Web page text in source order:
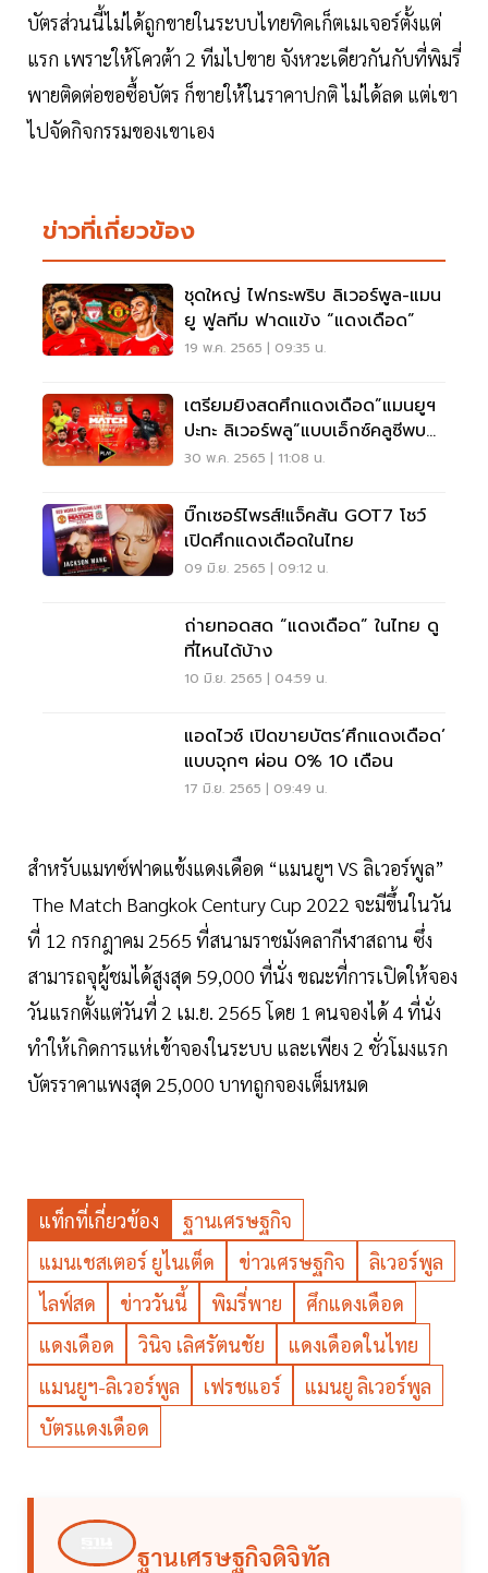
บัตรส่วนนี้ไม่ได้ถูกขายในระบบไทยทิคเก็ตเมเจอร์ตั้งแต่
แรก เพราะให้โควต้า 2 ทีมไปขาย​ จังหวะเดียวกันกับที่พิมรี่
พายติดต่อขอซื้อบัตร ก็ขายให้ในราคาปกติ ไม่ได้ลด แต่เขา
ไปจัดกิจกรรมของเขาเอง
ข่าวที่เกี่ยวข้อง
ชุดใหญ่ ไฟกระพริบ ลิเวอร์พูล-แมน
ยู ฟูลทีม ฟาดแข้ง “แดงเดือด”
19 พ.ค. 2565 | 09:35 น.
เตรียมยิงสดศึกแดงเดือด”แมนยูฯ
ปะทะ ลิเวอร์พลู”แบบเอ็กซ์คลูซีพบน
AIS PLAY
30 พ.ค. 2565 | 11:08 น.
บิ๊กเซอร์ไพรส์!แจ็คสัน GOT7 โชว์
เปิดศึกแดงเดือดในไทย
09 มิ.ย. 2565 | 09:12 น.
ถ่ายทอดสด “แดงเดือด” ในไทย ดู
ที่ไหนได้บ้าง
10 มิ.ย. 2565 | 04:59 น.
แอดไวซ์ เปิดขายบัตร‘ศึกแดงเดือด’
แบบจุกๆ ผ่อน 0% 10 เดือน
17 มิ.ย. 2565 | 09:49 น.
สำหรับแมทซ์ฟาดแข้งแดงเดือด “แมนยูฯ VS ลิเวอร์พูล”
The Match Bangkok Century Cup 2022 จะมีขึ้นในวัน
ที่ 12 กรกฎาคม 2565 ที่สนามราชมังคลากีฬาสถาน ซึ่ง
สามารถจุผู้ชมได้สูงสุด 59,000 ที่นั่ง ขณะที่การเปิดให้จอง
วันแรกตั้งแต่วันที่ 2 เม.ย. 2565 โดย 1 คนจองได้ 4 ที่นั่ง
ทำให้เกิดการแห่เข้าจองในระบบ และเพียง 2 ชั่วโมงแรก
บัตรราคาแพงสุด 25,000 บาทถูกจองเต็มหมด
แท็กที่เกี่ยวข้อง
ฐานเศรษฐกิจ
แมนเชสเตอร์ ยูไนเต็ด
ข่าวเศรษฐกิจ
ลิเวอร์พูล
ไลฟ์สด
ข่าววันนี้ พิมรี่พาย
ศึกแดงเดือด
แดงเดือด
วินิจ เลิศรัตนชัย
แดงเดือดในไทย
แมนยูฯ-ลิเวอร์พูล
เฟรชแอร์
แมนยู ลิเวอร์พูล
บัตรแดงเดือด
ฐานเศรษฐกิจดิจิทัล